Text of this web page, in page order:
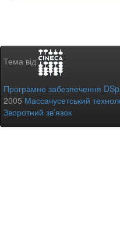
Тема від
Програмне забезпечення
2005 Массачусетський
Зворотний зв’язок